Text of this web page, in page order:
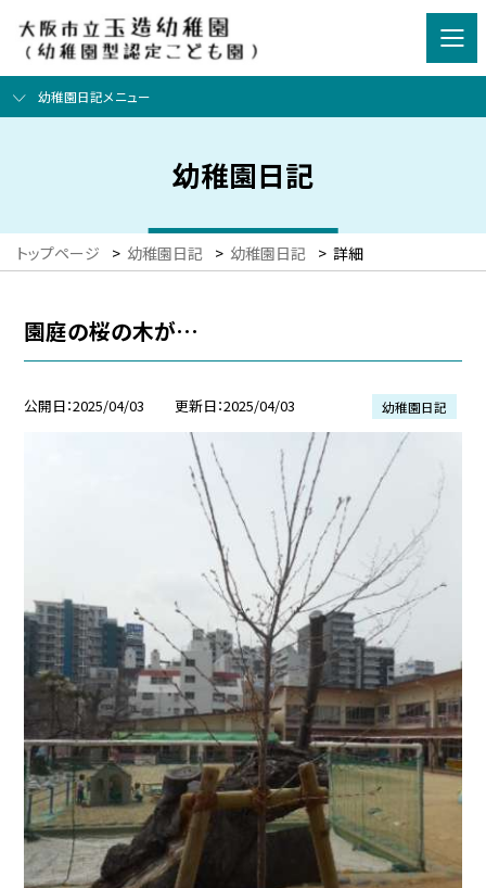
幼稚園日記メニュー
幼稚園日記
トップページ > 幼稚園日記 > 幼稚園日記 > 詳細
園庭の桜の木が…
公開日 2025/04/03 更新日 2025/04/03 幼稚園日記